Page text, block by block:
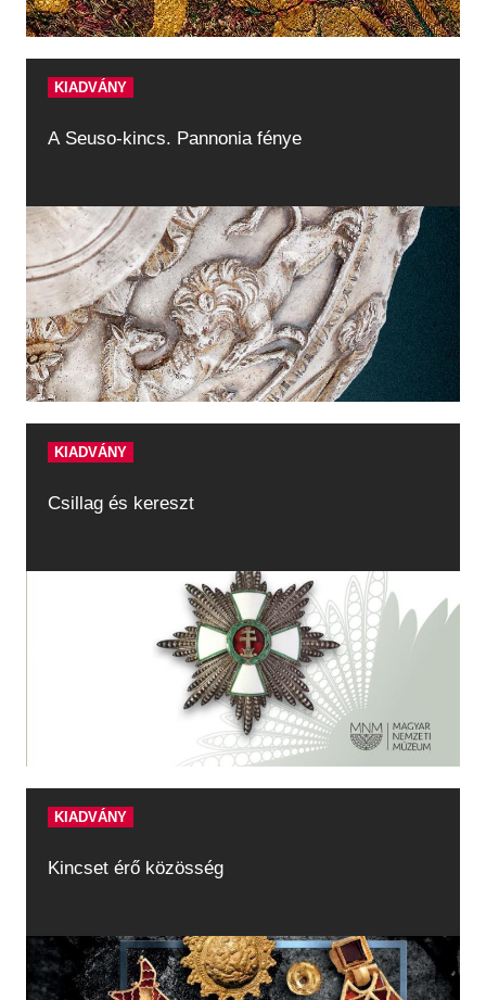
KIADVÁNY
A Seuso-kincs. Pannonia fénye
KIADVÁNY
Csillag és kereszt
KIADVÁNY
Kincset érő közösség